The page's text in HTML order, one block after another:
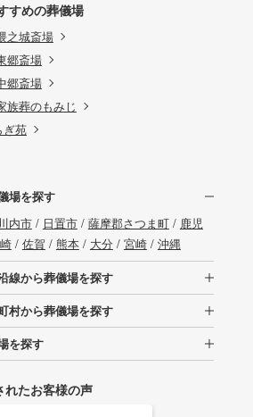
すめの葬儀場
之城斎場
郷斎場
郷斎場
族葬のもみじ
ぎ苑
場を探す
内市/ 日置市/ 薩摩郡さつま町/ 鹿児
/ 佐賀 / 熊本/ 大分 / 宮崎/ 沖縄
線から葬儀場を探す
村から葬儀場を探す
を探す
れたお客様の声